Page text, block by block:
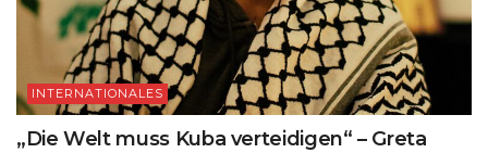
INTERNATIONALES
„Die Welt muss Kuba verteidigen“ – Greta